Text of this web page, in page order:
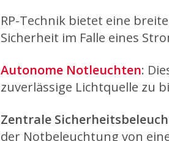
RP-Technik bietet eine
Sicherheit im Falle eines
Autonome Notleuchten:
zuverlässige Lichtquelle zu
Zentrale
der Notbeleuchtung von